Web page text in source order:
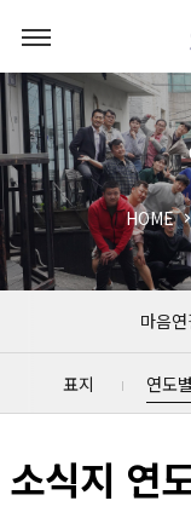
HOME
마음연
표지 연도
소식지 연